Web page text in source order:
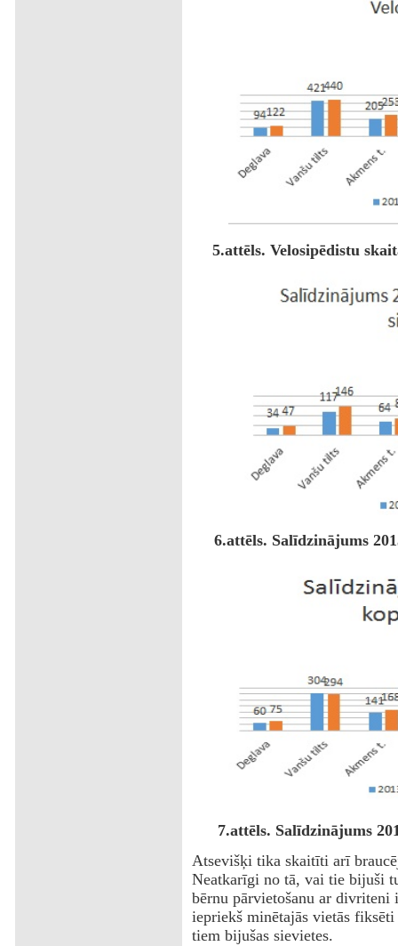
5.attēls. Velosipēdistu
6.attēls. Salīdzinājums
7.attēls. Salīdzinājums
Atsevišķi tika skaitīti arī
Neatkarīgi no tā, vai tie bijuši
bērnu pārvietošanu ar divriteni
iepriekš minētajās vietās
tiem bijušas sievietes.